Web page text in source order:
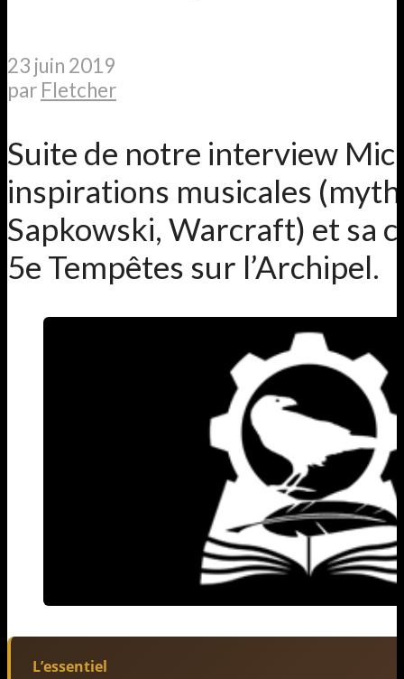
23 juin 2019
par Fletcher
Suite de notre interview
inspirations musicales
Sapkowski, Warcraft) et sa
5e Tempêtes sur l’Archipel.
L’essentiel